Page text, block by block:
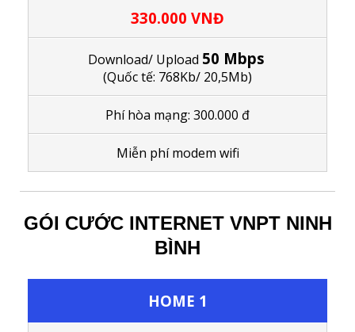
330.000 VNĐ
Download/ Upload 50 Mbps
(Quốc tế: 768Kb/ 20,5Mb)
Phí hòa mạng: 300.000 đ
Miễn phí modem wifi
GÓI CƯỚC INTERNET VNPT NINH
BÌNH
HOME 1